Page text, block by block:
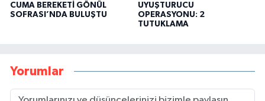
CUMA BEREKETİ GÖNÜL
SOFRASI’NDA BULUŞTU
UYUŞTURUCU
OPERASYONU: 2
TUTUKLAMA
Yorumlar